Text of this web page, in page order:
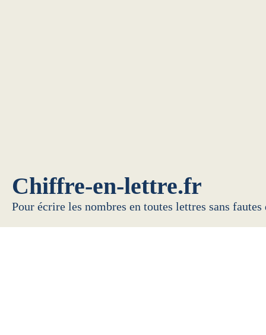
Chiffre-en-lettre.fr
Pour écrire les nombres en toutes lettres sans